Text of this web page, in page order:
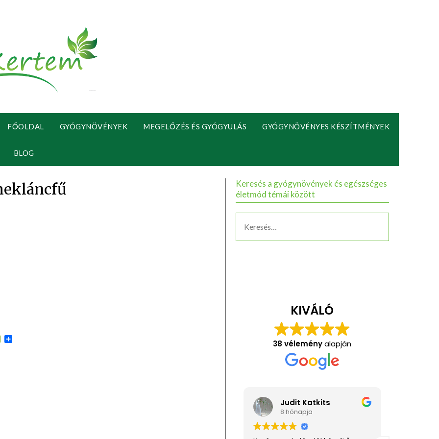
FŐOLDAL GYÓGYNÖVÉNYEK MEGELŐZÉS ÉS GYÓGYULÁS GYÓGYNÖVÉNYES KÉSZÍTMÉNYEK
BLOG
PrintFriendly
Keresés a gyógynövények és egészséges
életmód témái között
KIVÁLÓ
38 véleményalapján
Judit Katkits
8 hónapja